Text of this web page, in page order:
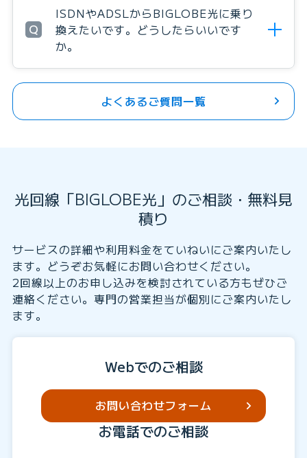
Q
ISDNやADSLからBIGLOBE光に乗り
換えたいです。どうしたらいいです
か。
よくあるご質問一覧
光回線「BIGLOBE光」のご相談・無料見
積り
サービスの詳細や利用料金をていねいにご案内いたし
ます。どうぞお気軽にお問い合わせください。
2回線以上のお申し込みを検討されている方もぜひご
連絡ください。専門の営業担当が個別にご案内いたし
ます。
Webでのご相談
お問い合わせフォーム
お電話でのご相談
Webでかんたん！
お申し込み
料金をシミュレー
ションする